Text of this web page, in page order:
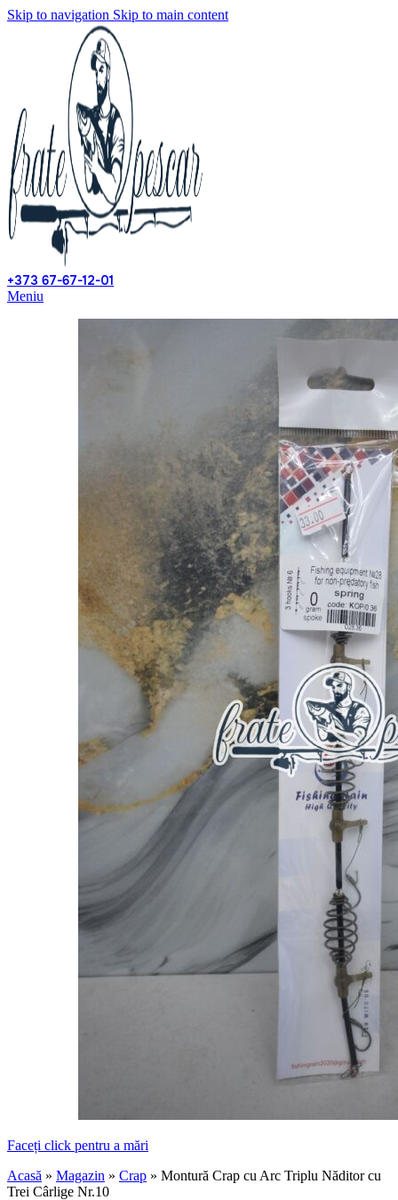
Skip to navigation Skip to main content
+373 67-67-12-01
Meniu
Faceți click pentru a mări
Acasă » Magazin » Crap » Montură Crap cu Arc Triplu Năditor cu
Trei Cârlige Nr.10